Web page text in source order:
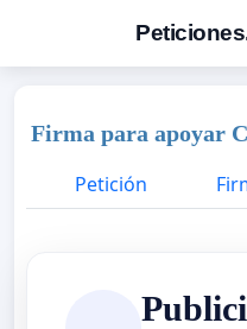
Firma para apoyar
Petición